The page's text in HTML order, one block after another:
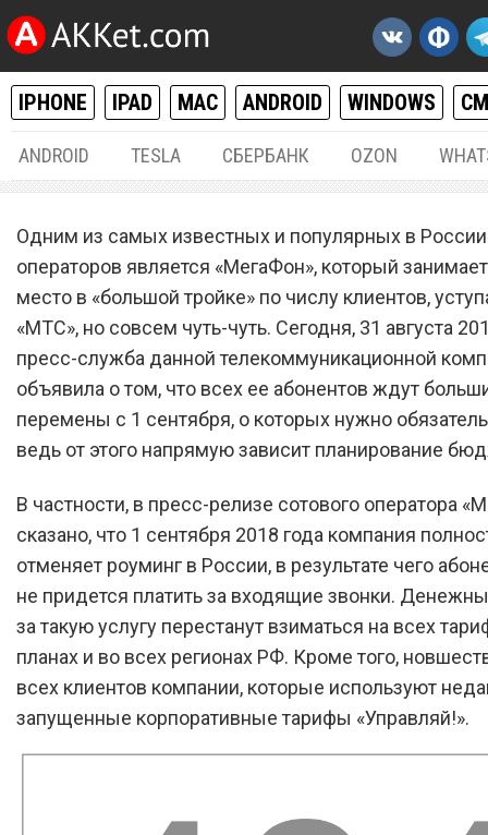
IPHONE IPAD MAC ANDROID WINDOWS
ANDROID TESLA СБЕРБАНК OZON
Абонентов сотового
«МегаФон» ждут большие
перемены с 1 сентября
Одним из самых известных и популярных в
операторов является «МегаФон», который
место в «большой тройке» по числу клиентов,
«МТС», но совсем чуть-чуть. Сегодня, 31 августа
пресс-служба данной телекоммуникационной
объявила о том, что всех ее абонентов ждут
перемены с 1 сентября, о которых нужно
ведь от этого напрямую зависит планирование
В частности, в пресс-релизе сотового оператора
сказано, что 1 сентября 2018 года компания
отменяет роуминг в России, в результате чего
не придется платить за входящие звонки.
за такую услугу перестанут взиматься на всех
планах и во всех регионах РФ. Кроме того,
всех клиентов компании, которые используют
запущенные корпоративные тарифы «Управляй!».